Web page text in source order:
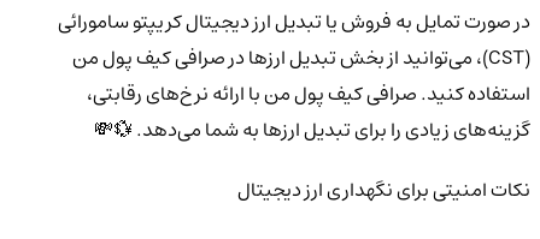
در صورت تمایل به فروش یا تبدیل ارز دیجیتال کریپتو سامورائی
(CST)، می‌توانید از بخش تبدیل ارزها در صرافی کیف پول من
استفاده کنید. صرافی کیف پول من با ارائه نرخ‌های رقابتی،
گزینه‌های زیادی را برای تبدیل ارزها به شما می‌دهد. 💱💸
نکات امنیتی برای نگهداری ارز دیجیتال